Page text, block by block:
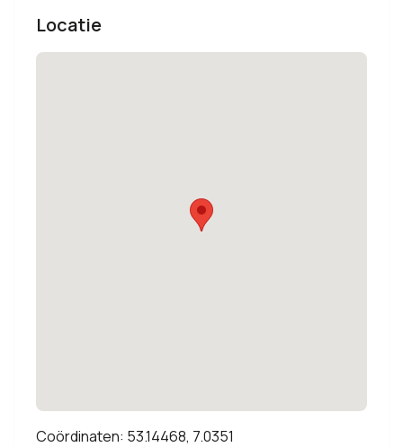
Locatie
Coördinaten: 53.14468, 7.0351